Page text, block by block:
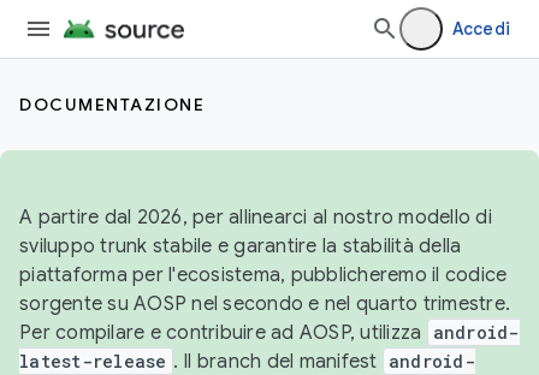
Accedi
DOCUMENTAZIONE
A partire dal 2026, per allinearci al nostro modello di
sviluppo trunk stabile e garantire la stabilità della
piattaforma per l'ecosistema, pubblicheremo il codice
sorgente su AOSP nel secondo e nel quarto trimestre.
Per compilare e contribuire ad AOSP, utilizza
android-
latest-release . Il branch del manifest android-